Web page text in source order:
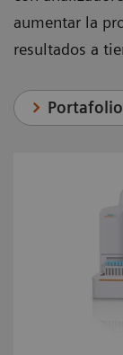
aumentar la
resultados a